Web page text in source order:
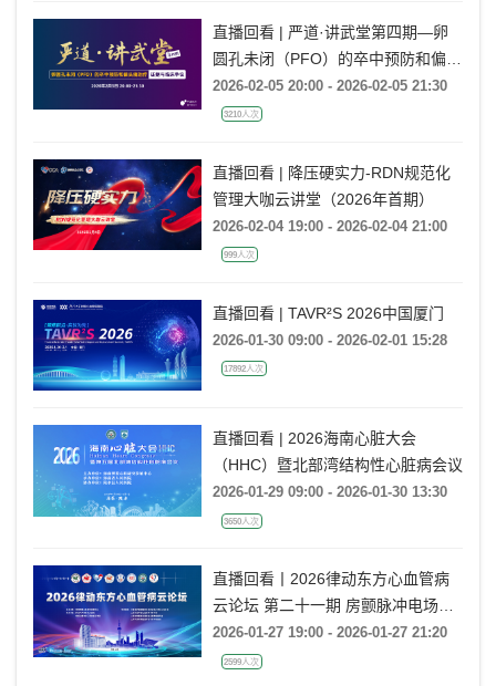
直播回看 | 严道·讲武堂第四期—卵
圆孔未闭（PFO）的卒中预防和偏头
痛治疗：证据与临床争议
2026-02-05 20:00 - 2026-02-05 21:30
3210人次
直播回看 | 降压硬实力-RDN规范化
管理大咖云讲堂（2026年首期）
2026-02-04 19:00 - 2026-02-04 21:00
999人次
直播回看 | TAVR²S 2026中国厦门
2026-01-30 09:00 - 2026-02-01 15:28
17892人次
直播回看 | 2026海南心脏大会
（HHC）暨北部湾结构性心脏病会议
2026-01-29 09:00 - 2026-01-30 13:30
3650人次
直播回看丨2026律动东方心血管病
云论坛 第二十一期 房颤脉冲电场消
融技术研讨
2026-01-27 19:00 - 2026-01-27 21:20
2599人次